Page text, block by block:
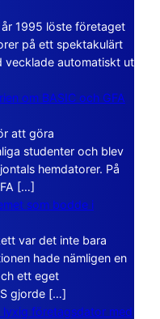
år 1995 löste företaget
på ett spektakulärt
vecklade automatiskt ut
om BASIC och GFA
att göra
studenter och blev
hemdatorer. På
[…]
som bodde i
var det inte bara
hade nämligen en
ett eget
gjorde […]
lyxig företagsdator med